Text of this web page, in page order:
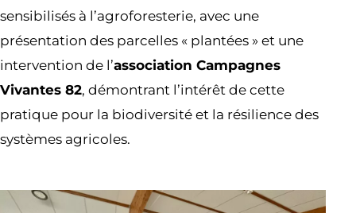
sensibilisés à l’agroforesterie, avec une
présentation des parcelles « plantées » et une
intervention de l’association Campagnes
Vivantes 82, démontrant l’intérêt de cette
pratique pour la biodiversité et la résilience des
systèmes agricoles.